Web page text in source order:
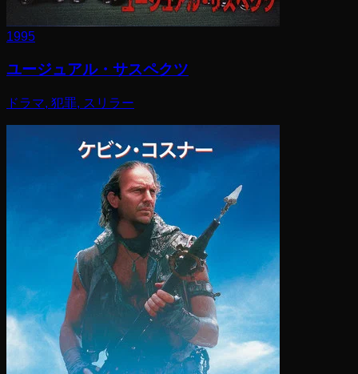
1995
ユージュアル・サスペクツ
ドラマ, 犯罪, スリラー